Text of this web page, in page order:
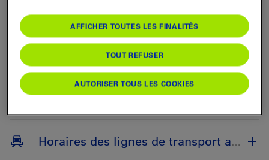
Horaires des lignes de bus
Horaires des lignes de bateau
Horaires des lignes de transport autos
AFFICHER TOUTES LES FINALITÉS
TOUT REFUSER
AUTORISER TOUS LES COOKIES